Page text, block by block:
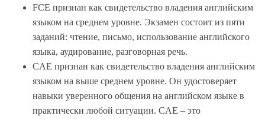
FCE признан как свидетельство владения английским
языком на среднем уровне. Экзамен состоит из пяти
заданий: чтение, письмо, использование английского
языка, аудирование, разговорная речь.
CAE признан как свидетельство владения английским
языком на выше среднем уровне. Он удостоверяет
навыки уверенного общения на английском языке в
практически любой ситуации. CAE – это